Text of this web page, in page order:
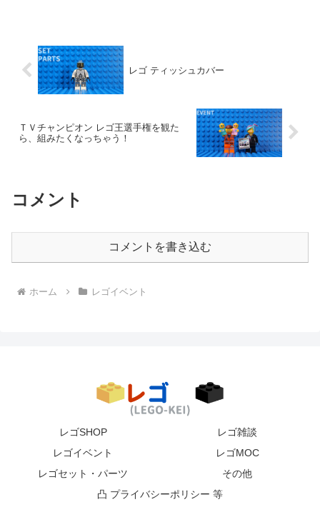
レゴ ティッシュカバー
ＴＶチャンピオン レゴ王選手権を観た
ら、組みたくなっちゃう！
コメント
コメントを書き込む
ホーム レゴイベント
レゴSHOP
レゴ雑談
レゴイベント
レゴMOC
レゴセット・パーツ
その他
凸 プライバシーポリシー 等